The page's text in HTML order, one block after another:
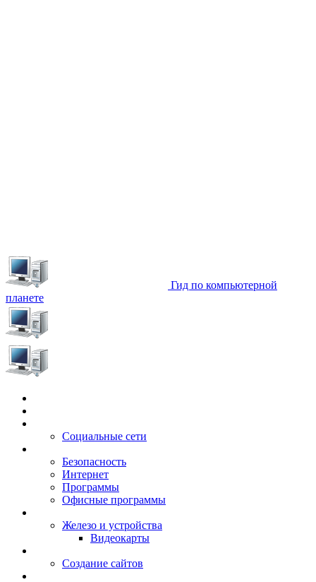
Гид по компьютерной
планете
Социальные сети
Безопасность
Интернет
Программы
Офисные программы
Железо и устройства
Видеокарты
Создание сайтов